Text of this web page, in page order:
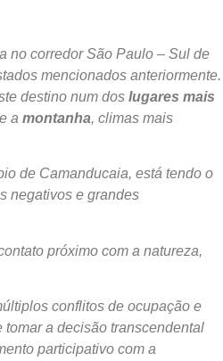
no corredor São Paulo – Sul de
mencionados anteriormente.
destino num dos lugares mais
e a montanha, climas mais
de Camanducaia, está tendo o
negativos e grandes
próximo com a natureza,
conflitos de ocupação e
a decisão transcendental
participativo com a